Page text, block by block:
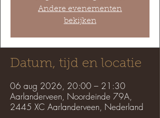
Andere evenementen
bekijken
Datum, tijd en locatie
06 aug 2026, 20:00 – 21:30
Aarlanderveen, Noordeinde 79A,
2445 XC Aarlanderveen, Nederland